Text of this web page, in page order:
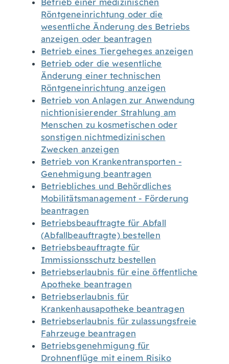
Betrieb einer medizinischen
Röntgeneinrichtung oder die
wesentliche Änderung des Betriebs
anzeigen oder beantragen
Betrieb eines Tiergeheges anzeigen
Betrieb oder die wesentliche
Änderung einer technischen
Röntgeneinrichtung anzeigen
Betrieb von Anlagen zur Anwendung
nichtionisierender Strahlung am
Menschen zu kosmetischen oder
sonstigen nichtmedizinischen
Zwecken anzeigen
Betrieb von Krankentransporten -
Genehmigung beantragen
Betriebliches und Behördliches
Mobilitätsmanagement - Förderung
beantragen
Betriebsbeauftragte für Abfall
(Abfallbeauftragte) bestellen
Betriebsbeauftragte für
Immissionsschutz bestellen
Betriebserlaubnis für eine öffentliche
Apotheke beantragen
Betriebserlaubnis für
Krankenhausapotheke beantragen
Betriebserlaubnis für zulassungsfreie
Fahrzeuge beantragen
Betriebsgenehmigung für
Drohnenflüge mit einem Risiko